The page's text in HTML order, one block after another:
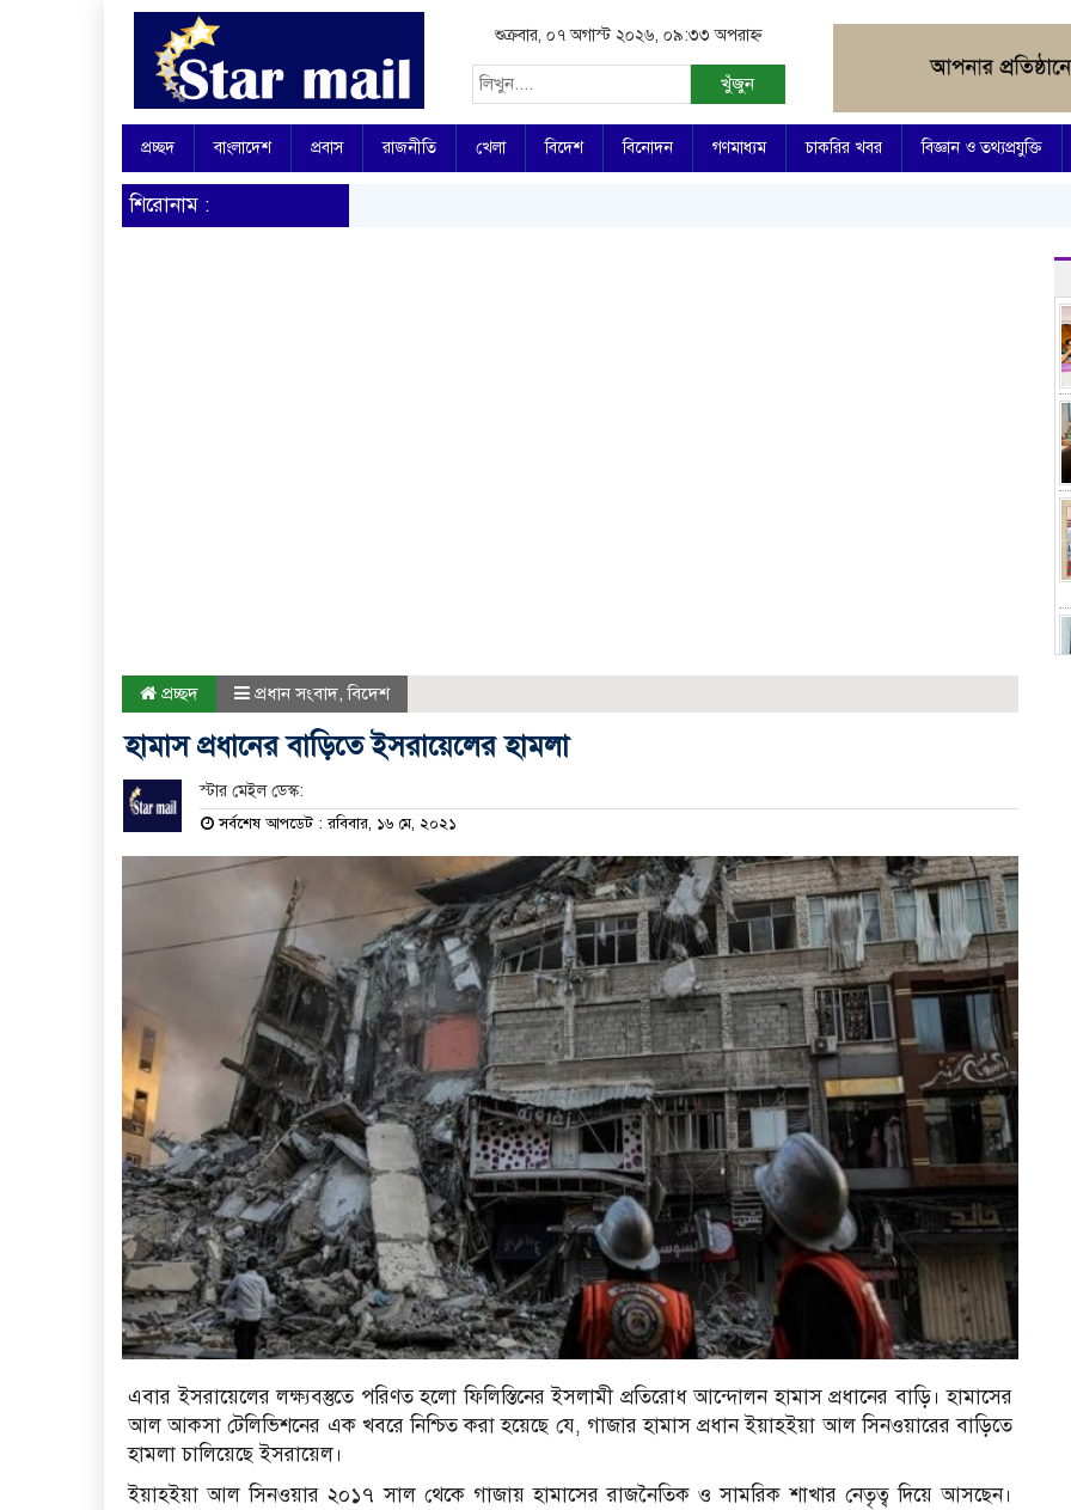
শুক্রবার, ০৭ অগাস্ট ২০২৬, ০৯:৩৩ অপরাহ্ন
খুঁজুন
প্রচ্ছদ বাংলাদেশ প্রবাস রাজনীতি খেলা বিদেশ বিনোদন গণমাধ্যম চাকরির খবর বিজ্ঞান ও তথ্যপ্রযুক্তি
শিরোনাম :
প্রচ্ছদ প্রধান সংবাদ,বিদেশ
হামাস প্রধানের বাড়িতে ইসরায়েলের হামলা
স্টার মেইল ডেস্ক:
সর্বশেষ আপডেট : রবিবার, ১৬ মে, ২০২১
এবার ইসরায়েলের লক্ষ্যবস্তুতে পরিণত হলো ফিলিস্তিনের ইসলামী প্রতিরোধ আন্দোলন হামাস প্রধানের বাড়ি। হামাসের
আল আকসা টেলিভিশনের এক খবরে নিশ্চিত করা হয়েছে যে, গাজার হামাস প্রধান ইয়াহইয়া আল সিনওয়ারের বাড়িতে
হামলা চালিয়েছে ইসরায়েল।
ইয়াহইয়া আল সিনওয়ার ২০১৭ সাল থেকে গাজায় হামাসের রাজনৈতিক ও সামরিক শাখার নেতৃত্ব দিয়ে আসছেন।